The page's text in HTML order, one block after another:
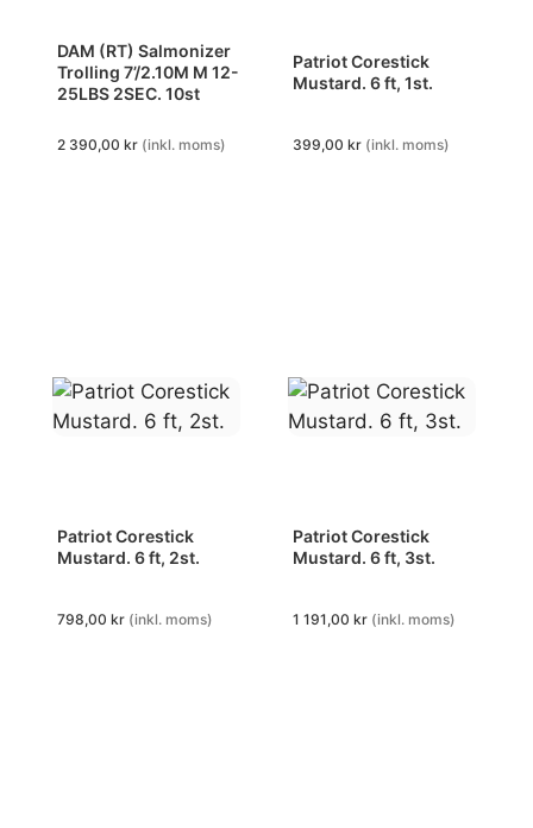
DAM (RT) Salmonizer
Trolling 7’/2.10M M 12-
25LBS 2SEC. 10st
2 390,00 kr (inkl. moms)
Patriot Corestick
Mustard. 6 ft, 1st.
399,00 kr (inkl. moms)
Patriot Corestick
Mustard. 6 ft, 2st.
798,00 kr (inkl. moms)
Patriot Corestick
Mustard. 6 ft, 3st.
1 191,00 kr (inkl. moms)